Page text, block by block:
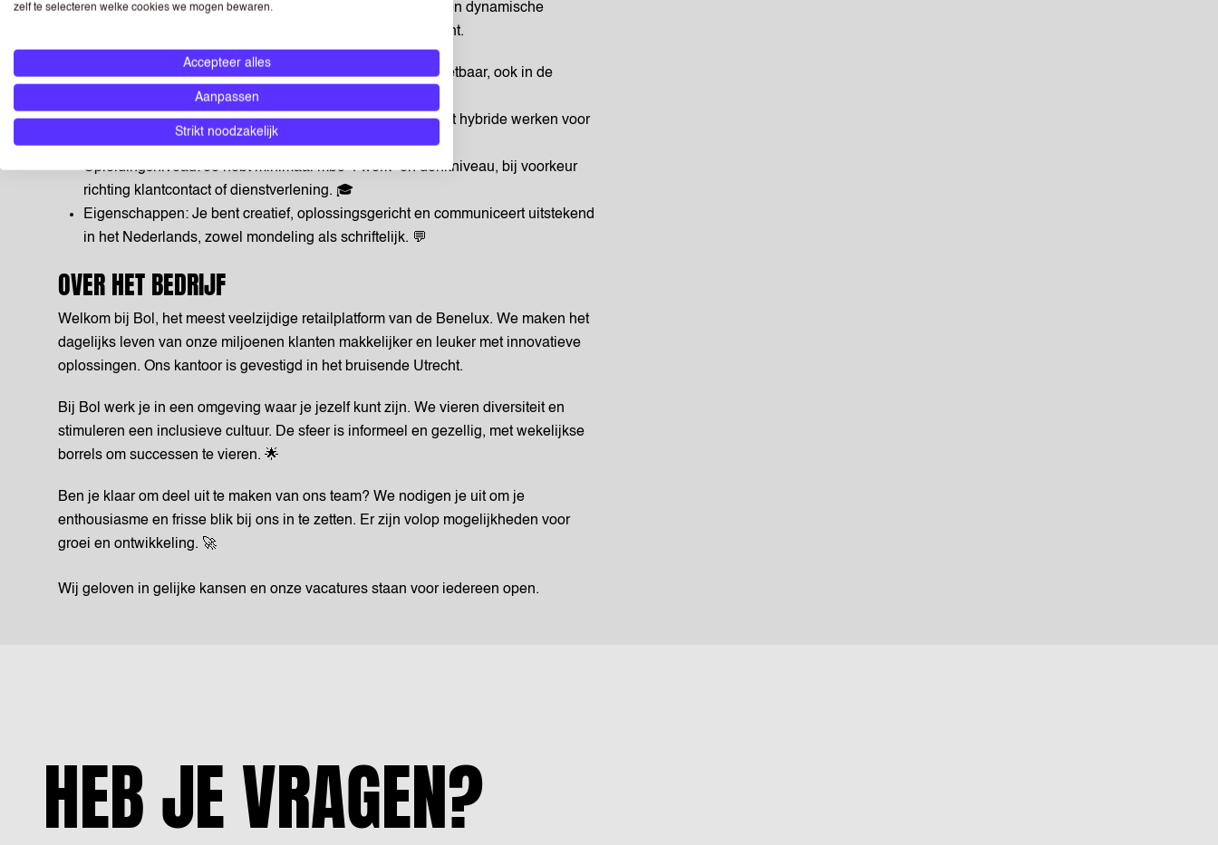
We zoeken iemand die energie krijgt van klanten helpen in een dynamische
omgeving, deels vanuit huis en deels op ons kantoor in Utrecht.
Beschikbaarheid: Je bent 32-40 uur per week flexibel inzetbaar, ook in de
Woonachtig in de regio: Je woont in of nabij Utrecht, zodat hybride werken voor
jou praktisch is. 📍
Opleidingsniveau: Je hebt minimaal mbo 4 werk- en denkniveau, bij voorkeur
richting klantcontact of dienstverlening. 🎓
Eigenschappen: Je bent creatief, oplossingsgericht en communiceert uitstekend
in het Nederlands, zowel mondeling als schriftelijk. 💬
OVER HET BEDRIJF
Welkom bij Bol, het meest veelzijdige retailplatform van de Benelux. We maken het
dagelijks leven van onze miljoenen klanten makkelijker en leuker met innovatieve
oplossingen. Ons kantoor is gevestigd in het bruisende Utrecht.
Bij Bol werk je in een omgeving waar je jezelf kunt zijn. We vieren diversiteit en
stimuleren een inclusieve cultuur. De sfeer is informeel en gezellig, met wekelijkse
borrels om successen te vieren. 🌟
Ben je klaar om deel uit te maken van ons team? We nodigen je uit om je
enthousiasme en frisse blik bij ons in te zetten. Er zijn volop mogelijkheden voor
groei en ontwikkeling. 🚀
Wij geloven in gelijke kansen en onze vacatures staan voor iedereen open.
HEB JE VRAGEN?
zelf te selecteren welke cookies we mogen bewaren.
Accepteer alles
Aanpassen
Strikt noodzakelijk